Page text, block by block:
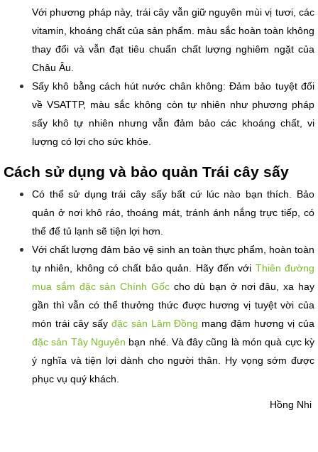
Với phương pháp này, trái cây vẫn giữ nguyên mùi vị tươi, các
vitamin, khoáng chất của sản phẩm. màu sắc hoàn toàn không
thay đổi và vẫn đạt tiêu chuẩn chất lượng nghiêm ngặt của
Châu Âu.
Sấy khô bằng cách hút nước chân không: Đảm bảo tuyệt đối
về VSATTP, màu sắc không còn tự nhiên như phương pháp
sấy khô tự nhiên nhưng vẫn đảm bảo các khoáng chất, vi
lượng có lợi cho sức khỏe.
Cách sử dụng và bảo quản Trái cây sấy
Có thể sử dụng trái cây sấy bất cứ lúc nào bạn thích. Bảo
quản ở nơi khô ráo, thoáng mát, tránh ánh nắng trực tiếp, có
thể để tủ lạnh sẽ tiện lợi hơn.
Với chất lượng đảm bảo vệ sinh an toàn thực phẩm, hoàn toàn
tự nhiên, không có chất bảo quản. Hãy đến với Thiên đường
mua sắm đặc sản Chính Gốc cho dù bạn ở nơi đâu, xa hay
gần thì vẫn có thể thưởng thức được hương vị tuyệt vời của
món trái cây sấy đặc sản Lâm Đồng
đặc sản Tây Nguyên bạn nhé. Và đây cũng là món quà cực kỳ
ý nghĩa và tiện lợi dành cho người thân. Hy vọng sớm được
phục vụ quý khách.
​Hồng Nhi